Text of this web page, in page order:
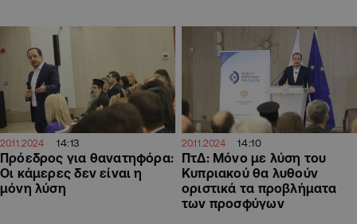
20.11.2024 14:13
Πρόεδρος για θανατηφόρα:
Οι κάμερες δεν είναι η
μόνη λύση
20.11.2024 14:10
ΠτΔ: Μόνο με λύση του
Κυπριακού θα λυθούν
οριστικά τα προβλήματα
των προσφύγων